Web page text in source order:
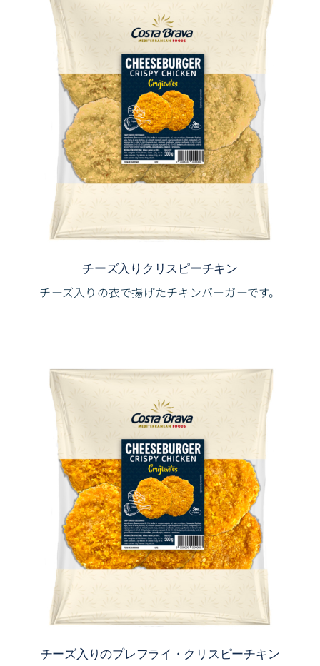
チーズ入りクリスピーチキン
チーズ入りの衣で揚げたチキンバーガーです。
チーズ入りのプレフライ・クリスピーチキン